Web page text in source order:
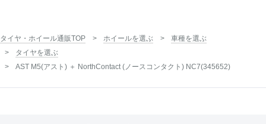
タイヤ・ホイール通販TOP ホイールを選ぶ
車種を選ぶ
タイヤを選ぶ
AST M5(アスト) ＋ NorthContact (ノースコンタクト) NC7(345652)